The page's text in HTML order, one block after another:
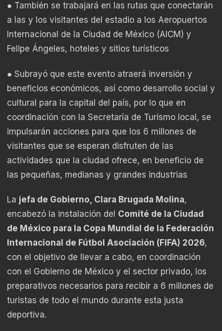
● También se trabajará en las rutas que conectarán
a las y los visitantes del estadio a los Aeropuertos
Internacional de la Ciudad de México (AICM) y
Felipe Ángeles, hoteles y sitios turísticos
● Subrayó que este evento atraerá inversión y
beneficios económicos, así como desarrollo social y
cultural para la capital del país, por lo que en
coordinación con la Secretaría de Turismo local, se
impulsarán acciones para que los 6 millones de
visitantes que se esperan disfruten de las
actividades que la ciudad ofrece, en beneficio de
las pequeñas, medianas y grandes industrias
La jefa de Gobierno, Clara Brugada Molina,
encabezó la instalación del Comité de la Ciudad
de México para la Copa Mundial de la Federación
Internacional de Fútbol Asociación (FIFA) 2026,
con el objetivo de llevar a cabo, en coordinación
con el Gobierno de México y el sector privado, los
preparativos necesarios para recibir a 6 millones de
turistas de todo el mundo durante esta justa
deportiva.